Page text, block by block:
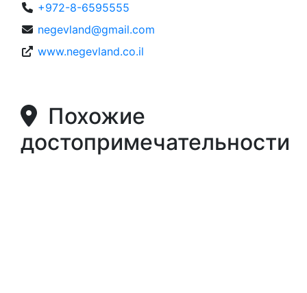
+972-8-6595555
negevland@gmail.com
www.negevland.co.il
Похожие
достопримечательности